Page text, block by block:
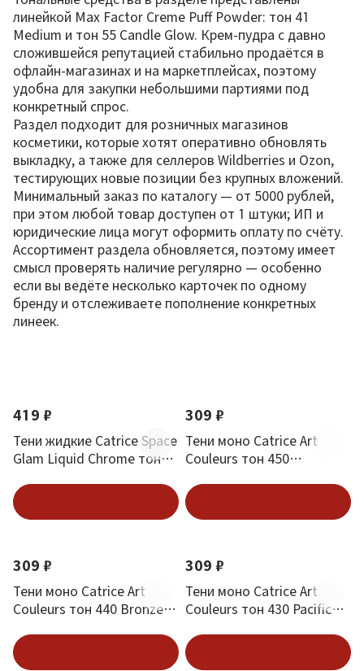
линейкой Max Factor Creme Puff Powder: тон 41
Medium и тон 55 Candle Glow. Крем-пудра с давно
сложившейся репутацией стабильно продаётся в
офлайн-магазинах и на маркетплейсах, поэтому
удобна для закупки небольшими партиями под
конкретный спрос.
Раздел подходит для розничных магазинов
косметики, которые хотят оперативно обновлять
выкладку, а также для селлеров Wildberries и Ozon,
тестирующих новые позиции без крупных вложений.
Минимальный заказ по каталогу — от 5000 рублей,
при этом любой товар доступен от 1 штуки; ИП и
юридические лица могут оформить оплату по счёту.
Ассортимент раздела обновляется, поэтому имеет
смысл проверять наличие регулярно — особенно
если вы ведёте несколько карточек по одному
бренду и отслеживаете пополнение конкретных
линеек.
419 ₽
Тени жидкие Catrice Space
Glam Liquid Chrome тон
309 ₽
Тени моно Catrice Art
Couleurs тон 450
Новинка
309 ₽
Тени моно Catrice Art
Couleurs тон 440 Bronze
Новинка
309 ₽
Тени моно Catrice Art
Couleurs тон 430 Pacific